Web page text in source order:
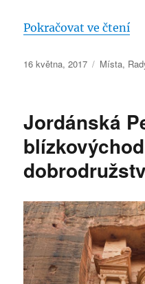
Pokračovat ve čtení
Publikováno:
16 května, 2017 Rubriky:
Místa,
Jordánská